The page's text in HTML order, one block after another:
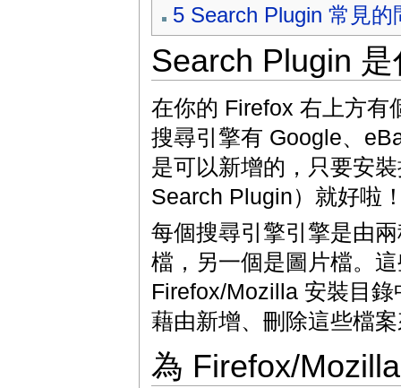
5 Search Plugin 常見的
Search Plugin
在你的 Firefox 右上方有
搜尋引擎有 Google、
是可以新增的，只要安
Search Plugin）就好啦
每個搜尋引擎引擎是由
檔，另一個是圖片檔。
Firefox/Mozilla 安裝目
藉由新增、刪除這些檔
為 Firefox/